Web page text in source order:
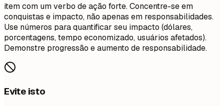
item com um verbo de ação forte. Concentre-se em
conquistas e impacto, não apenas em responsabilidades.
Use números para quantificar seu impacto (dólares,
porcentagens, tempo economizado, usuários afetados).
Demonstre progressão e aumento de responsabilidade.
Evite isto